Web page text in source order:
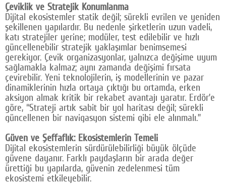
Çeviklik ve Stratejik Konumlanma
Dijital ekosistemler statik değil; sürekli evrilen ve yeniden
şekillenen yapılardır. Bu nedenle şirketlerin uzun vadeli,
katı stratejiler yerine; modüler, test edilebilir ve hızlı
güncellenebilir stratejik yaklaşımlar benimsemesi
gerekiyor. Çevik organizasyonlar, yalnızca değişime uyum
sağlamakla kalmaz; aynı zamanda değişimi fırsata
çevirebilir. Yeni teknolojilerin, iş modellerinin ve pazar
dinamiklerinin hızla ortaya çıktığı bu ortamda, erken
aksiyon almak kritik bir rekabet avantajı yaratır. Erdör’e
göre, “Strateji artık sabit bir yol haritası değil; sürekli
güncellenen bir navigasyon sistemi gibi ele alınmalı.”
Güven ve Şeffaflık: Ekosistemlerin Temeli
Dijital ekosistemlerin sürdürülebilirliği büyük ölçüde
güvene dayanır. Farklı paydaşların bir arada değer
ürettiği bu yapılarda, güvenin zedelenmesi tüm
ekosistemi etkileyebilir.